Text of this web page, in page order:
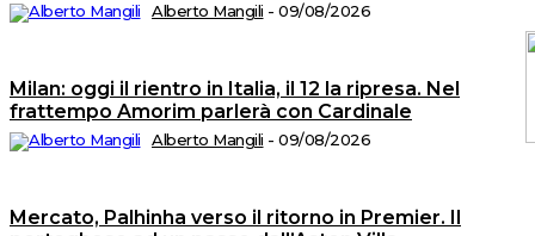
Alberto Mangili - 09/08/2026
Milan: oggi il rientro in Italia, il 12 la ripresa. Nel
frattempo Amorim parlerà con Cardinale
Alberto Mangili - 09/08/2026
Mercato, Palhinha verso il ritorno in Premier. Il